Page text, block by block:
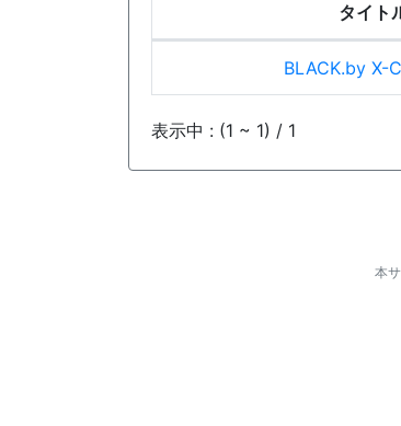
タイト
BLACK.by X-
表示中 : (1 ~ 1) / 1
本